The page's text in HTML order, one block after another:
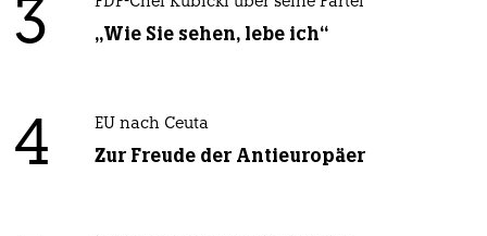
3 „Wie Sie sehen, lebe ich“
4 EU nach Ceuta
Zur Freude der Antieuropäer